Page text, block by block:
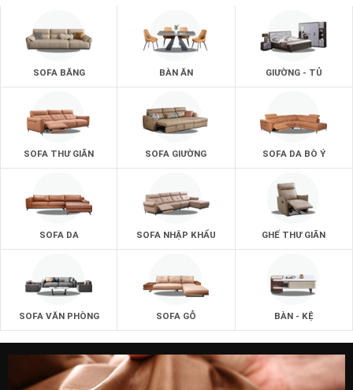
SOFA BĂNG BÀN ĂN GIƯỜNG - TỦ
SOFA THƯ GIÃN SOFA GIƯỜNG SOFA DA BÒ Ý
SOFA DA SOFA NHẬP KHẨU GHẾ THƯ GIÃN
SOFA VĂN PHÒNG SOFA GỖ BÀN - KỆ